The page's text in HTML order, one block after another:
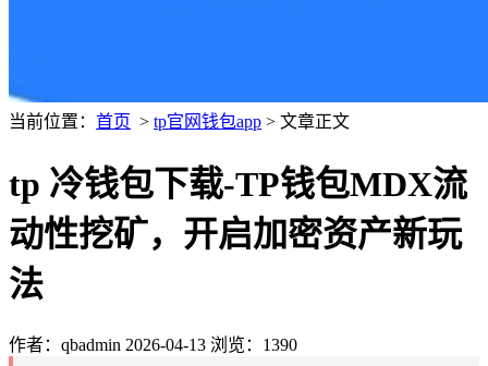
当前位置： 首页 > tp官网钱包app > 文章正文
tp 冷钱包下载-TP钱包MDX流
动性挖矿，开启加密资产新玩
法
作者：qbadmin 2026-04-13 浏览：1390